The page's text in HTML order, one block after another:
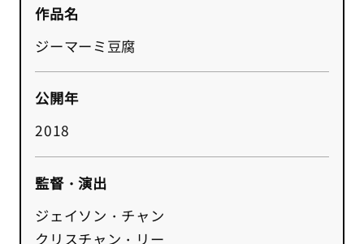
作品名
ジーマーミ豆腐
公開年
2018
監督・演出
ジェイソン・チャン
クリスチャン・リー